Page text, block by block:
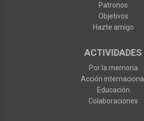
Patronos
Objetivos
Hazte amigo
ACTIVIDADES
Por la memoria
Acción internacional
Educación
Colaboraciones